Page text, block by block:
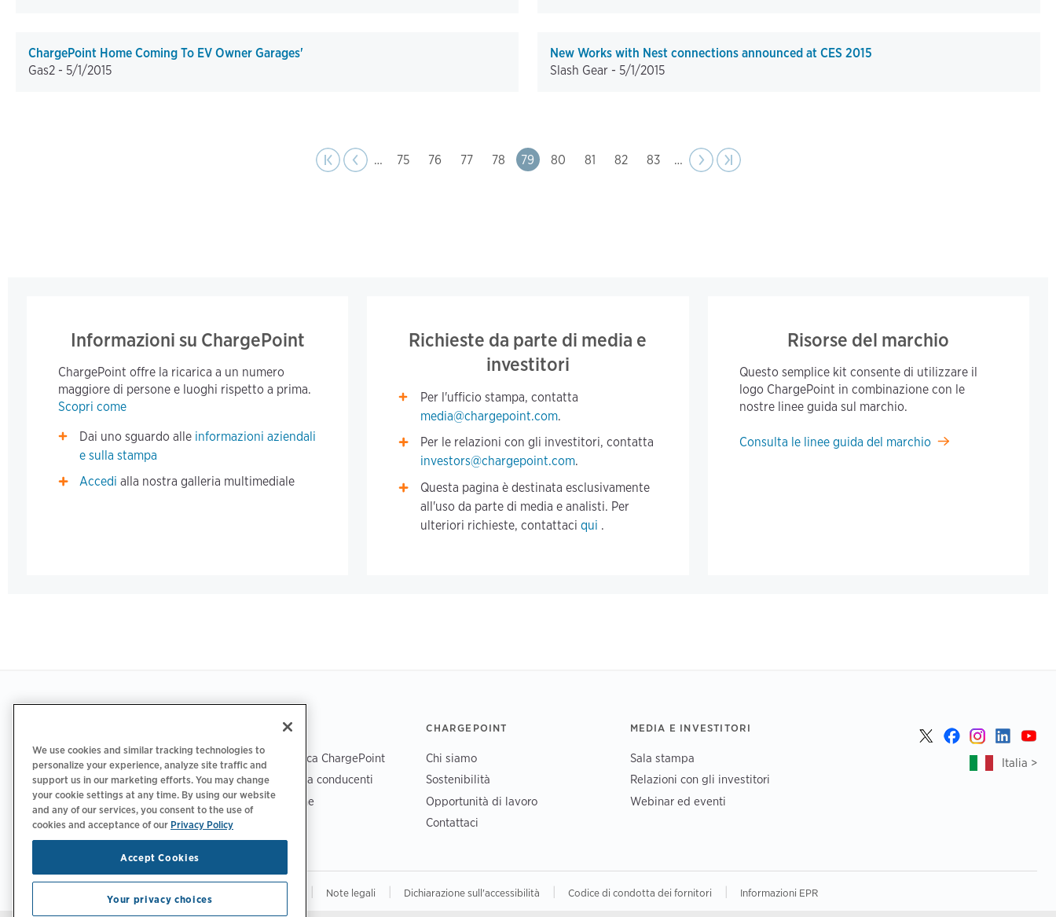
ChargePoint Home Coming To EV Owner Garages'
Gas2 - 5/1/2015
New Works with Nest connections announced at CES 2015
Slash Gear - 5/1/2015
First page
|‹
Previous
‹‹
… Page
75 Page
76 Page
77 Page
78 Page
79 Page
80 Page
81 Page
82 Page
83 …
Next
›› Last page
›|
Informazioni su ChargePoint
ChargePoint offre la ricarica a un numero
maggiore di persone e luoghi rispetto a prima.
Scopri come
Dai uno sguardo alle informazioni aziendali
e sulla stampa
Accedi alla nostra galleria multimediale
Richieste da parte di media e
investitori
Per l'ufficio stampa, contatta
media@chargepoint.com.
Per le relazioni con gli investitori, contatta
investors@chargepoint.com.
Questa pagina è destinata esclusivamente
all'uso da parte di media e analisti. Per
ulteriori richieste, contattaci qui .
Risorse del marchio
Questo semplice kit consente di utilizzare il
logo ChargePoint in combinazione con le
nostre linee guida sul marchio.
Consulta le linee guida del marchio
ASSISTENZA
Assistenza tecnica ChargePoint
Centro assistenza conducenti
Centro protezione
CHARGEPOINT
Chi siamo
Sostenibilità
Opportunità di lavoro
Contattaci
MEDIA E INVESTITORI
Sala stampa
Relazioni con gli investitori
Webinar ed eventi
Italia >
Informativa sulla privacy | Le tue scelte sulla privacy Note legali Dichiarazione sull'accessibilità Codice di condotta dei fornitori Informazioni EPR
We use cookies and similar tracking technologies to
personalize your experience, analyze site traffic and
support us in our marketing efforts. You may change
your cookie settings at any time. By using our website
and any of our services, you consent to the use of
cookies and acceptance of our Privacy Policy
Accept Cookies
Your privacy choices